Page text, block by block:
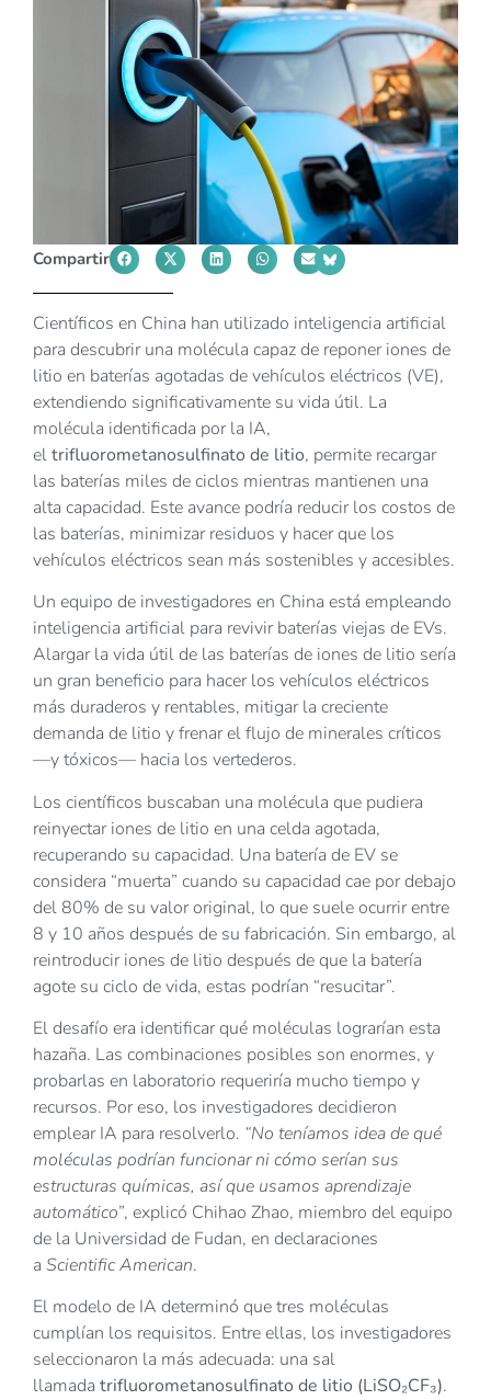
Compartir
Científicos en China han utilizado inteligencia artificial
para descubrir una molécula capaz de reponer iones de
litio en baterías agotadas de vehículos eléctricos (VE),
extendiendo significativamente su vida útil. La
molécula identificada por la IA,
eltrifluorometanosulfinato de litio, permite recargar
las baterías miles de ciclos mientras mantienen una
alta capacidad. Este avance podría reducir los costos de
las baterías, minimizar residuos y hacer que los
vehículos eléctricos sean más sostenibles y accesibles.
Un equipo de investigadores en China está empleando
inteligencia artificial para revivir baterías viejas de EVs.
Alargar la vida útil de las baterías de iones de litio sería
un gran beneficio para hacer los vehículos eléctricos
más duraderos y rentables, mitigar la creciente
demanda de litio y frenar el flujo de minerales críticos
—y tóxicos— hacia los vertederos.
Los científicos buscaban una molécula que pudiera
reinyectar iones de litio en una celda agotada,
recuperando su capacidad. Una batería de EV se
considera “muerta” cuando su capacidad cae por debajo
del 80% de su valor original, lo que suele ocurrir entre
8 y 10 años después de su fabricación. Sin embargo, al
reintroducir iones de litio después de que la batería
agote su ciclo de vida, estas podrían “resucitar”.
El desafío era identificar qué moléculas lograrían esta
hazaña. Las combinaciones posibles son enormes, y
probarlas en laboratorio requeriría mucho tiempo y
recursos. Por eso, los investigadores decidieron
emplear IA para resolverlo. “No teníamos idea de qué
moléculas podrían funcionar ni cómo serían sus
estructuras químicas, así que usamos aprendizaje
automático”, explicó Chihao Zhao, miembro del equipo
de la Universidad de Fudan, en declaraciones
a Scientific American.
El modelo de IA determinó que tres moléculas
cumplían los requisitos. Entre ellas, los investigadores
seleccionaron la más adecuada: una sal
llamada trifluorometanosulfinato de litio (LiSO₂CF₃).